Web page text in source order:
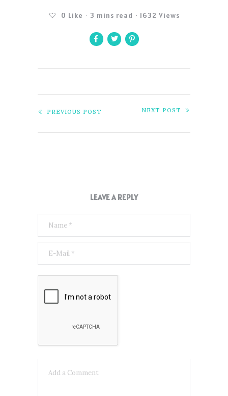
0 Like 3 mins read 1632 Views
PREVIOUS POST NEXT POST
LEAVE A REPLY